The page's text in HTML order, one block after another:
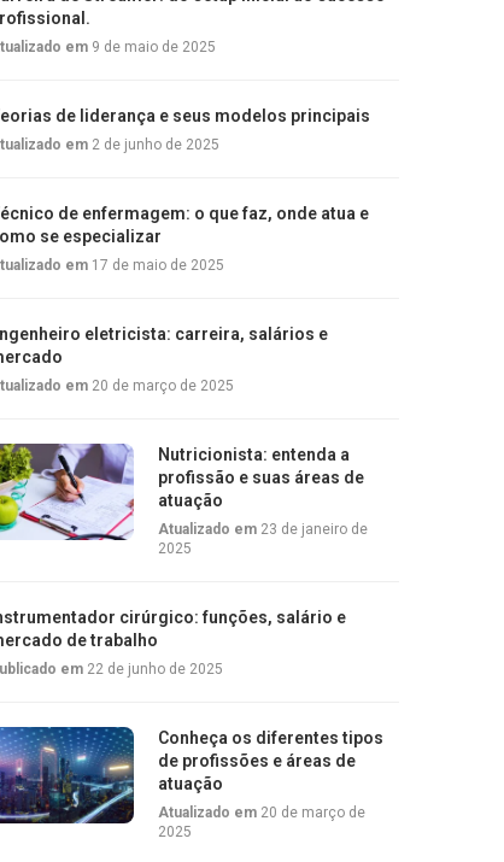
em 9 de maio de 2025
de liderança e seus modelos principais
em 2 de junho de 2025
de enfermagem: o que faz, onde atua e
se especializar
em 17 de maio de 2025
eletricista: carreira, salários e
em 20 de março de 2025
Nutricionista: entenda a
profissão e suas áreas de
atuação
Atualizado em 23 de janeiro de
2025
cirúrgico: funções, salário e
de trabalho
em 22 de junho de 2025
Conheça os diferentes tipos
de profissões e áreas de
atuação
Atualizado em 20 de março de
2025